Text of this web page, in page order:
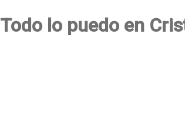
Todo lo puedo en